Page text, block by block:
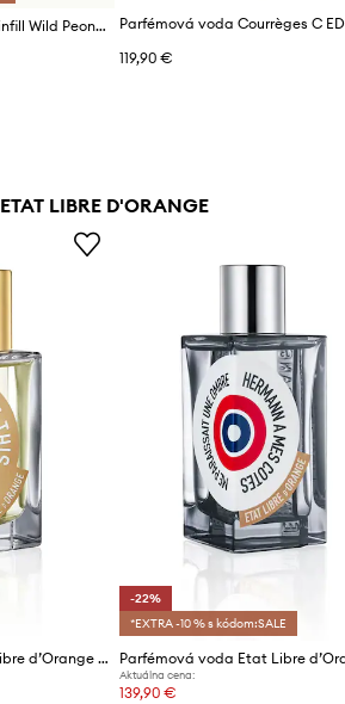
Náplň mlieka na ruky Kinfill Wild Peony 500 ml
119,90 €
LIBRE D'ORANGE
Parfémová voda Etat Libre d’Orange EdP Nat. Spray 50 ml
-22%
*EXTRA -10 % s kódom:SALE
Aktuálna cena:
139,90 €